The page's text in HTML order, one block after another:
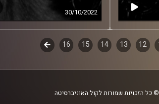
30/10/2022
12
13
14
15
16
לשלב
© כל הזכויות שמורות לקול האוניברסיטה